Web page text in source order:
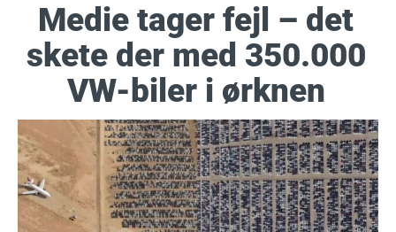
Medie tager fejl – det
skete der med 350.000
VW-biler i ørknen